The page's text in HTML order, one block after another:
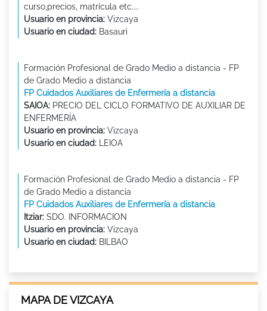
curso,precios, matrícula etc....
Usuario en provincia: Vizcaya
Usuario en ciudad: Basauri
Formación Profesional de Grado Medio a distancia - FP
de Grado Medio a distancia
FP Cuidados Auxiliares de Enfermería a distancia
SAIOA: PRECIO DEL CICLO FORMATIVO DE AUXILIAR DE
ENFERMERÍA
Usuario en provincia: Vizcaya
Usuario en ciudad: LEIOA
Formación Profesional de Grado Medio a distancia - FP
de Grado Medio a distancia
FP Cuidados Auxiliares de Enfermería a distancia
Itziar: SDO. INFORMACION
Usuario en provincia: Vizcaya
Usuario en ciudad: BILBAO
MAPA DE VIZCAYA